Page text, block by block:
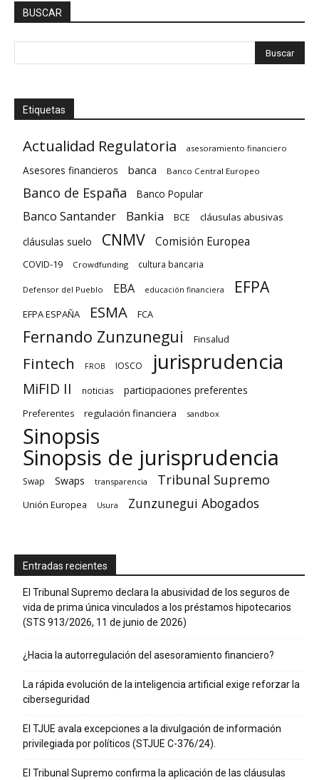
BUSCAR
Etiquetas
Actualidad Regulatoria asesoramiento financiero
Asesores financieros banca Banco Central Europeo
Banco de España Banco Popular
Banco Santander Bankia BCE cláusulas abusivas
cláusulas suelo CNMV Comisión Europea
COVID-19 Crowdfunding cultura bancaria
Defensor del Pueblo EBA educación financiera EFPA
EFPA ESPAÑA ESMA FCA
Fernando Zunzunegui Finsalud
Fintech FROB IOSCO jurisprudencia
MiFID II noticias participaciones preferentes
Preferentes regulación financiera sandbox
Sinopsis
Sinopsis de jurisprudencia
Swap Swaps transparencia Tribunal Supremo
Unión Europea Usura Zunzunegui Abogados
Entradas recientes
El Tribunal Supremo declara la abusividad de los seguros de
vida de prima única vinculados a los préstamos hipotecarios
(STS 913/2026, 11 de junio de 2026)
¿Hacia la autorregulación del asesoramiento financiero?
La rápida evolución de la inteligencia artificial exige reforzar la
ciberseguridad
El TJUE avala excepciones a la divulgación de información
privilegiada por políticos (STJUE C-376/24).
El Tribunal Supremo confirma la aplicación de las cláusulas